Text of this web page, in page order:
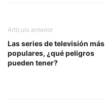
Artículo anterior
Las series de televisión más
populares, ¿qué peligros
pueden tener?